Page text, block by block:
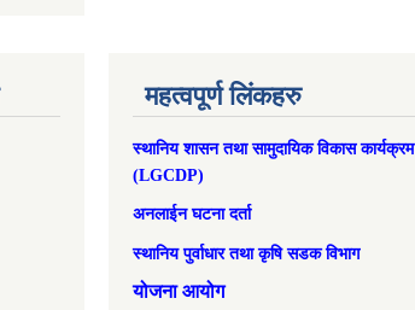
महत्वपूर्ण लिंकहरु
स्थानिय शासन तथा सामुदायिक विकास कार्यक्रम
(LGCDP)
अनलाईन घटना दर्ता
स्थानिय पुर्वाधार तथा कृषि सडक विभाग
योजना आयोग